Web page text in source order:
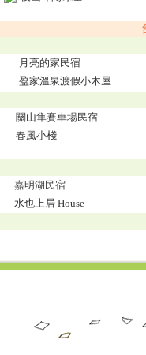
月亮的家民宿
盈家溫泉渡假小木屋
關山隼賽車場民宿
春風小棧
嘉明湖民宿
水也上居 House